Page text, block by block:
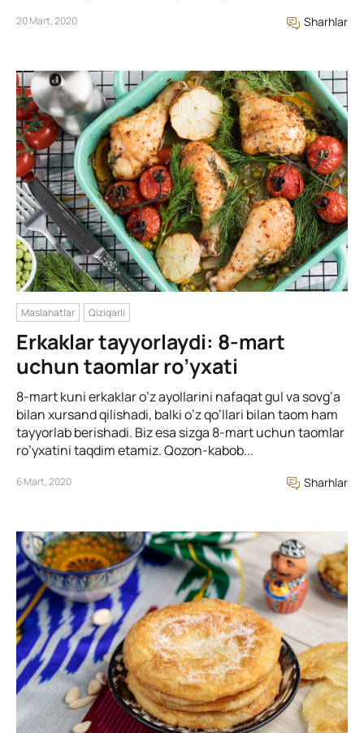
20 Mart, 2020 Sharhlar
Maslahatlar Qiziqarli
Erkaklar tayyorlaydi: 8-mart
uchun taomlar ro’yxati
8-mart kuni erkaklar o’z ayollarini nafaqat gul va sovg’a
bilan xursand qilishadi, balki o’z qo’llari bilan taom ham
tayyorlab berishadi. Biz esa sizga 8-mart uchun taomlar
ro’yxatini taqdim etamiz. Qozon-kabob...
6 Mart, 2020 Sharhlar